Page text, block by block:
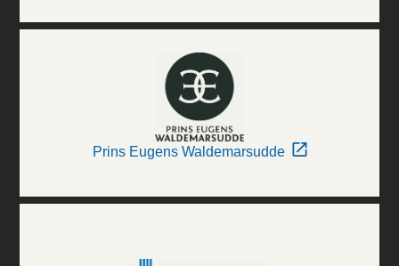
Prins Eugens Waldemarsudde